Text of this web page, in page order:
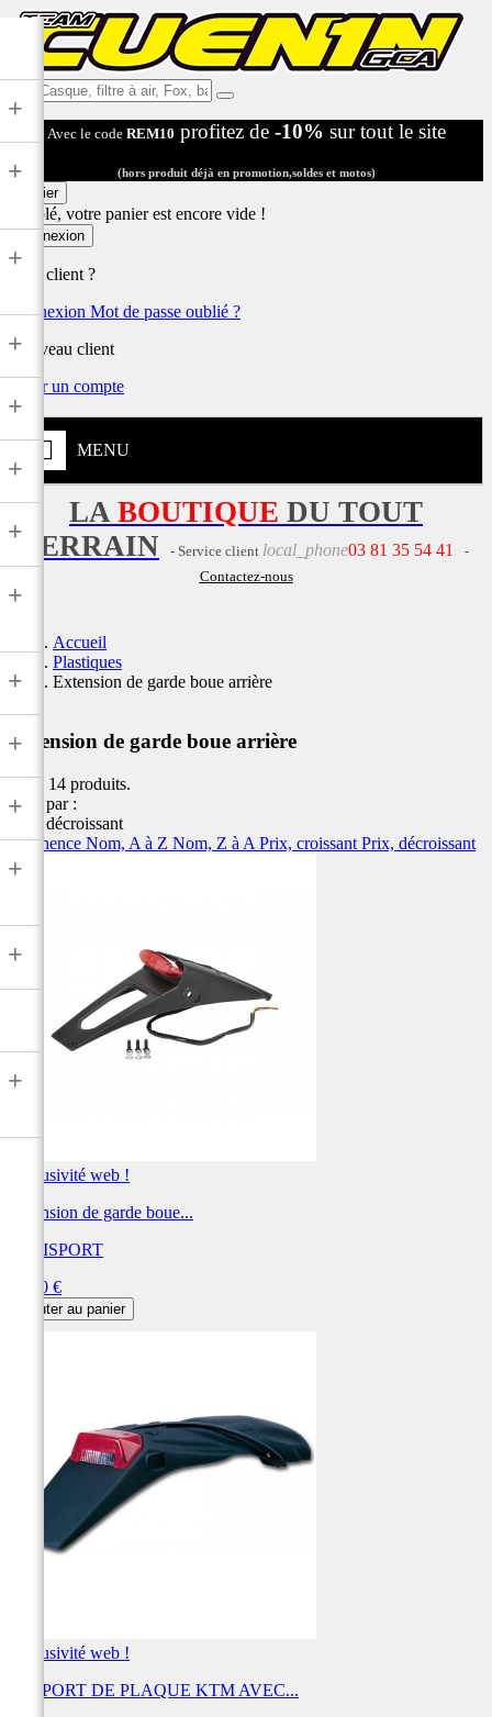
Ex:
Casque,
filtre
air,
Fox,
...
Avec le code REM10 profitez de -10% sur tout le site
(hors produit déjà en promotion,soldes et motos)
Panier
Désolé, votre panier est encore vide !
Connexion
Déjà client ?
Connexion Mot de passe oublié ?
Nouveau client
Créer un compte
MENU
+
+
+
+
+
+
+
+
+
+
+
+
+
+
LA BOUTIQUE DU TOUT
TERRAIN
- Service client local_phone03 81 35 54 41
-
Contactez-nous
Accueil
Plastiques
Extension de garde boue arrière
Extension de garde boue arrière
Il y a 14 produits.
Trier par :
Prix, décroissant
Pertinence Nom, A à Z Nom, Z à A Prix, croissant Prix, décroissant
Exclusivité web !
Extension de garde boue...
POLISPORT
61,00 €
Ajouter au panier
Exclusivité web !
SUPPORT DE PLAQUE KTM AVEC...